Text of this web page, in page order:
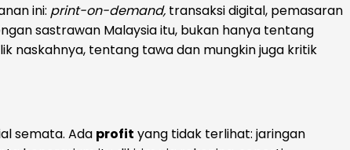
ini: print-on-demand, transaksi digital, pemasaran
sastrawan Malaysia itu, bukan hanya tentang
naskahnya, tentang tawa dan mungkin juga kritik
semata. Ada profit yang tidak terlihat: jaringan